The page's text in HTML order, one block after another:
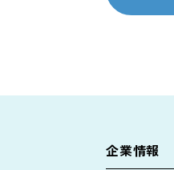
企業情報